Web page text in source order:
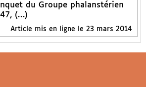
du Groupe phalanstérien
(…)
Article mis en ligne le 23 mars 2014